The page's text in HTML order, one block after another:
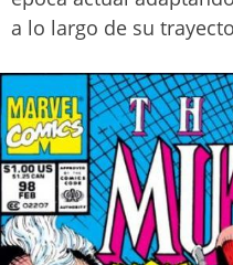
a lo largo de su